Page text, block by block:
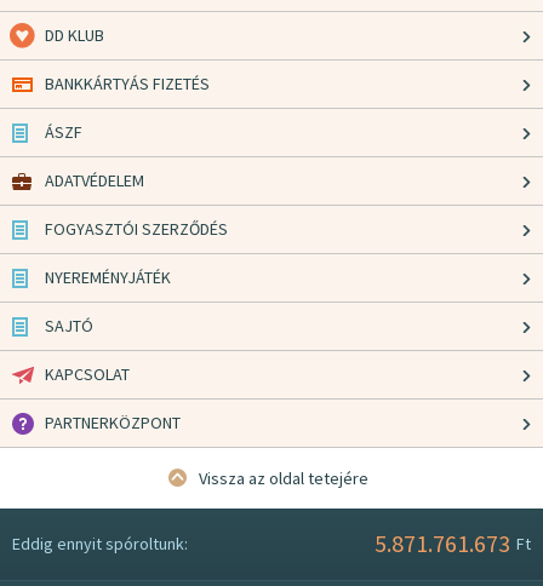
DD KLUB
BANKKÁRTYÁS FIZETÉS
ÁSZF
ADATVÉDELEM
FOGYASZTÓI SZERZŐDÉS
NYEREMÉNYJÁTÉK
SAJTÓ
KAPCSOLAT
PARTNERKÖZPONT
Vissza az oldal tetejére
Eddig ennyit spóroltunk: 5.871.761.673 Ft